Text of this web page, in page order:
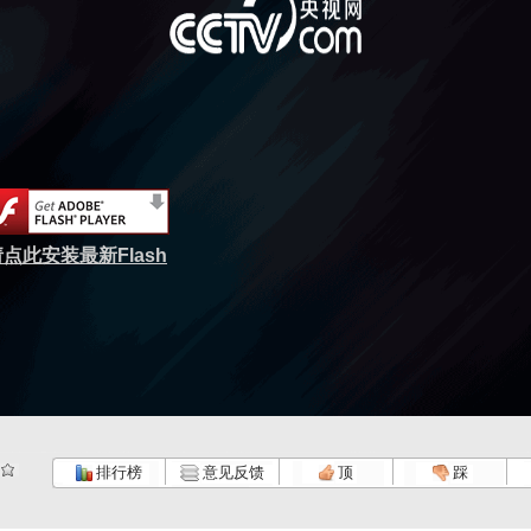
点此安装最新Flash
排行榜 意见反馈 顶 踩